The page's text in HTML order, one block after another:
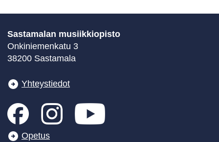
Sastamalan musiikkiopisto
Onkiniemenkatu 3
38200 Sastamala
Yhteystiedot
Opetus